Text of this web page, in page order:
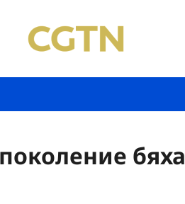
бяха